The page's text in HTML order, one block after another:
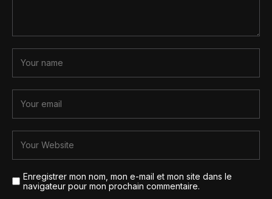
Enregistrer mon nom, mon e-mail et mon site dans le
navigateur pour mon prochain commentaire.